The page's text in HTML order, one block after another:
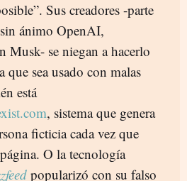
Sus creadores -parte
ánimo OpenAI,
Musk- se niegan a hacerlo
sea usado con malas
está
, sistema que genera
ficticia cada vez que
O la tecnología
popularizó con su falso